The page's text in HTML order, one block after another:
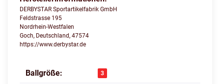
DERBYSTAR Sportartikelfabrik GmbH
Feldstrasse 195
Nordrhein-Westfalen
Goch, Deutschland, 47574
https://www.derbystar.de
Produkteigenschaft
Wert
Ballgröße: 3